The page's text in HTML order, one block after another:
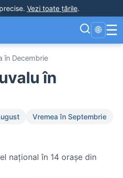
. Vezi toate țările.
🌐 ☰
în Decembrie
în
Vremea în Septembrie
național în 14 orașe din